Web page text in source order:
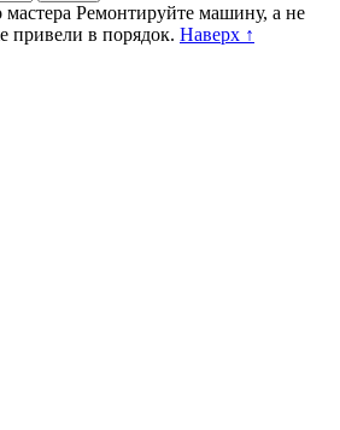
Ремонтируйте машину, а не
привели в порядок. Наверх ↑